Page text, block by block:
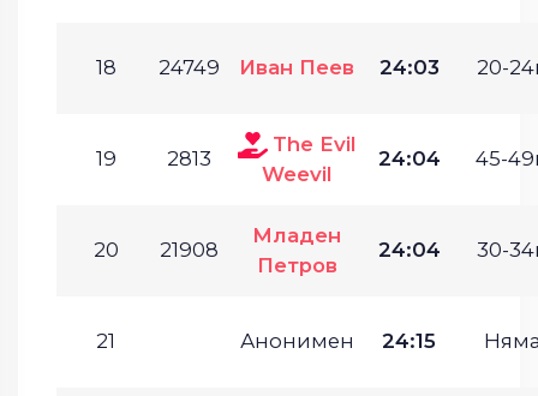
18 24749 Иван Пеев 24:03 20-
19 2813
The Evil
Weevil
24:04 45-
20 21908
Младен
Петров
24:04 30-
21 Анонимен 24:15